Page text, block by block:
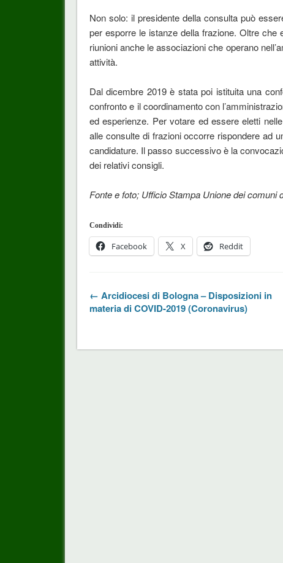
Non solo: il presidente della consulta può
per esporre le istanze della frazione. Oltre
riunioni anche le associazioni che operano
attività.
Dal dicembre 2019 è stata poi istituita una
confronto e il coordinamento con
ed esperienze. Per votare ed essere eletti
alle consulte di frazioni occorre rispondere ad
candidature. Il passo successivo è la
dei relativi consigli.
Fonte e foto; Ufficio Stampa Unione dei comuni
Condividi:
Facebook X Reddit
← Arcidiocesi di Bologna – Disposizioni in
materia di COVID-2019 (Coronavirus)